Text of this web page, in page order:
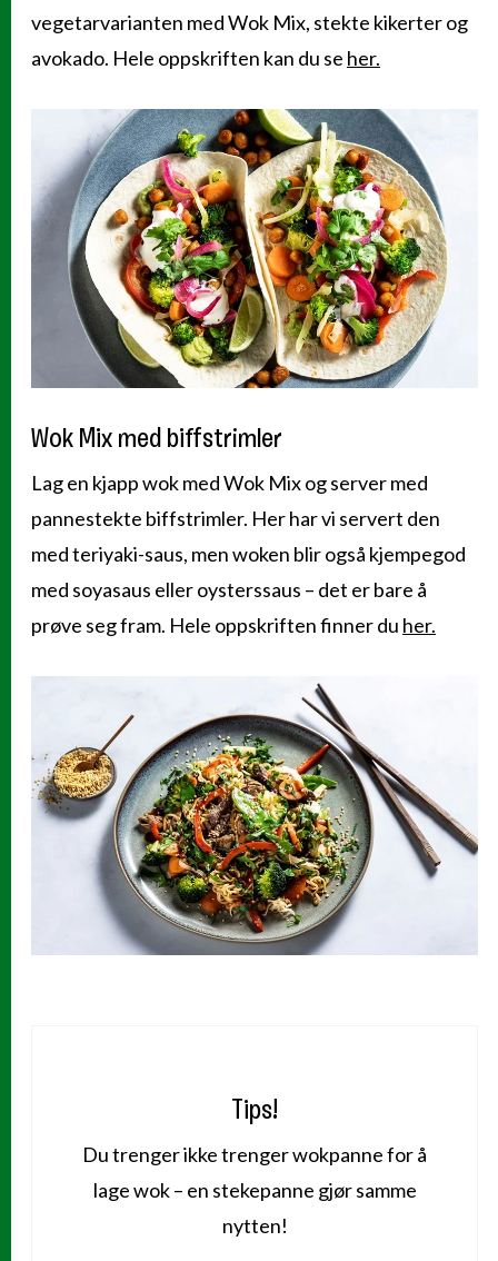
vegetarvarianten med Wok Mix, stekte kikerter og
avokado. Hele oppskriften kan du se her.
Wok Mix med biffstrimler
Lag en kjapp wok med Wok Mix og server med
pannestekte biffstrimler. Her har vi servert den
med teriyaki-saus, men woken blir også kjempegod
med soyasaus eller oysterssaus – det er bare å
prøve seg fram. Hele oppskriften finner du her.
Tips!
Du trenger ikke trenger wokpanne for å
lage wok – en stekepanne gjør samme
nytten!